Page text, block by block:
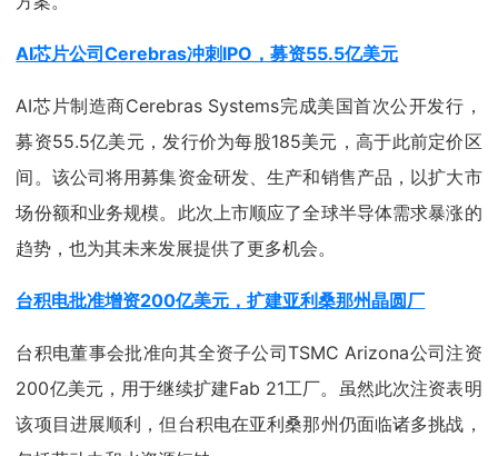
AI芯片公司Cerebras冲刺IPO，募资55.5亿美元
AI芯片制造商Cerebras Systems完成美国首次公开发行，
募资55.5亿美元，发行价为每股185美元，高于此前定价区
间。该公司将用募集资金研发、生产和销售产品，以扩大市
场份额和业务规模。此次上市顺应了全球半导体需求暴涨的
趋势，也为其未来发展提供了更多机会。
台积电批准增资200亿美元，扩建亚利桑那州晶圆厂
台积电董事会批准向其全资子公司TSMC Arizona公司注资
200亿美元，用于继续扩建Fab 21工厂。虽然此次注资表明
该项目进展顺利，但台积电在亚利桑那州仍面临诸多挑战，